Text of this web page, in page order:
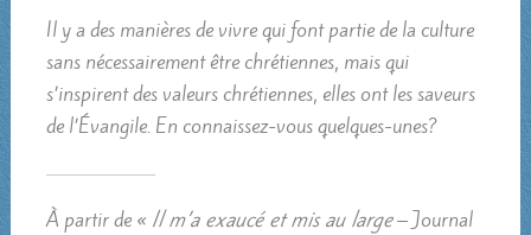
Il y a des manières de vivre qui font partie de la culture
sans nécessairement être chrétiennes, mais qui
s’inspirent des valeurs chrétiennes, elles ont les saveurs
de l’Évangile. En connaissez-vous quelques-unes?
À partir de « Il m’a exaucé et mis au large– Journal